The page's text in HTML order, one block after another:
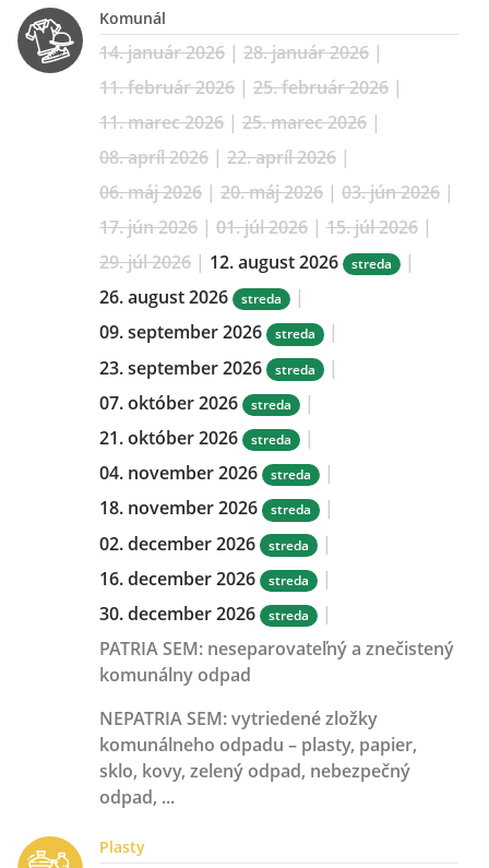
Komunál
14. január 2026 | 28. január 2026 |
11. február 2026 | 25. február 2026 |
11. marec 2026 | 25. marec 2026 |
08. apríl 2026 | 22. apríl 2026 |
06. máj 2026 | 20. máj 2026 | 03. jún 2026 |
17. jún 2026 | 01. júl 2026 | 15. júl 2026 |
29. júl 2026 | 12. august 2026 streda
|
26. august 2026
streda
|
09. september 2026
streda
|
23. september 2026
streda
|
07. október 2026
streda
|
21. október 2026
streda
|
04. november 2026
streda
|
18. november 2026
streda
|
02. december 2026
streda
|
16. december 2026
streda
|
30. december 2026
streda
|
PATRIA SEM: neseparovateľný a znečistený
komunálny odpad
NEPATRIA SEM:vytriedené zložky
komunálneho odpadu – plasty, papier,
sklo, kovy, zelený odpad, nebezpečný
odpad, ...
Plasty